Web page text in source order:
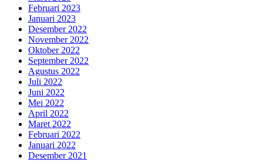
Februari 2023
Januari 2023
Desember 2022
November 2022
Oktober 2022
September 2022
Agustus 2022
Juli 2022
Juni 2022
Mei 2022
April 2022
Maret 2022
Februari 2022
Januari 2022
Desember 2021